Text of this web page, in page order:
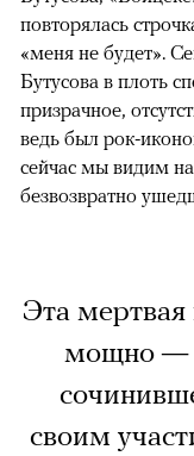
повторялась
«меня не будет».
Бутусова в плоть
призрачное,
ведь был рок-
сейчас мы видим
безвозвратно
Эта мертвая
мощно —
своим